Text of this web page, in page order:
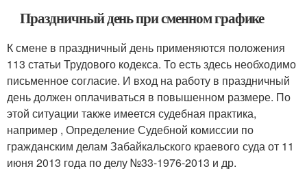
Праздничный день при сменном графике
К смене в праздничный день применяются положения
113 статьи Трудового кодекса. То есть здесь необходимо
письменное согласие. И вход на работу в праздничный
день должен оплачиваться в повышенном размере. По
этой ситуации также имеется судебная практика,
например , Определение Судебной комиссии по
гражданским делам Забайкальского краевого суда от 11
июня 2013 года по делу №33-1976-2013 и др.